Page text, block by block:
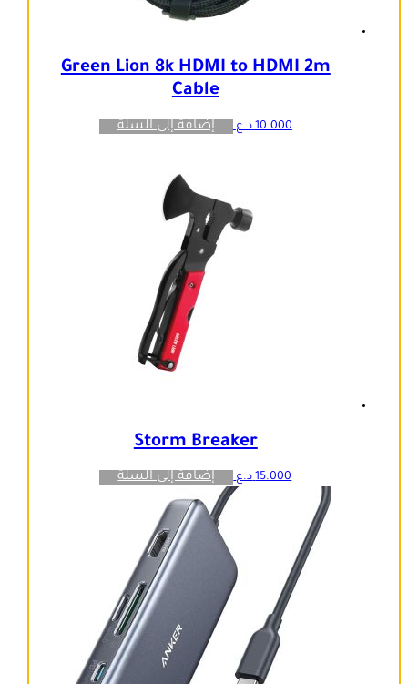
Green Lion 8k HDMI to HDMI 2m
Cable
10.000 د.ع إضافة إلى السلة
Storm Breaker
15.000 د.ع إضافة إلى السلة